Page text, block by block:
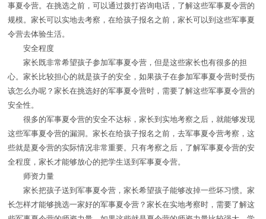
事夏令营。在挑选之前，可以通过拨打咨询电话，了解这些军事夏令营的
规模。家长可以实地去考察，在给孩子报名之前，家长可以到这些军事夏
令营去体验生活。
安全程度
家长既非常希望孩子参加军事夏令营，但是这些家长也有很多的担
心。家长比较担心的就是孩子的安全，如果孩子在参加军事夏令营时受伤
该怎么办呢？家长在挑选好的军事夏令营时，需要了解这些军事夏令营的
安全性。
很多的军事夏令营的安全不达标，家长到实地考察之后，就能够发现
这些军事夏令营的漏洞。家长在给孩子报名之前，去军事夏令营考察，这
些就是夏令营的实际情况非常重要。只有考察之后，了解军事夏令营的安
全程度，家长才能够放心的把学生送到军事夏令营。
师资力量
家长把孩子送到军事夏令营，家长希望孩子能够改掉一些坏习惯。家
长怎样才能够挑选一家好的军事夏令营？家长在实地考察时，需要了解这